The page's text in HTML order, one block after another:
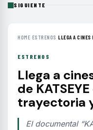
SIGUIENTE
HOME›ESTRENOS ›LLEGA A CINES
ESTRENOS
Llega a
de
trayectoria
El documental